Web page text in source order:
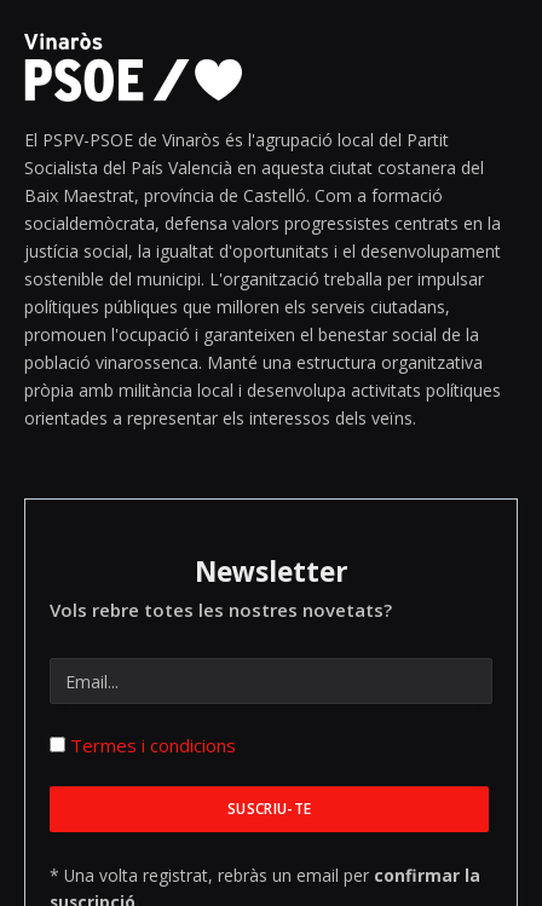
El PSPV-PSOE de Vinaròs és l'agrupació local del Partit
Socialista del País Valencià en aquesta ciutat costanera del
Baix Maestrat, província de Castelló. Com a formació
socialdemòcrata, defensa valors progressistes centrats en la
justícia social, la igualtat d'oportunitats i el desenvolupament
sostenible del municipi. L'organització treballa per impulsar
polítiques públiques que milloren els serveis ciutadans,
promouen l'ocupació i garanteixen el benestar social de la
població vinarossenca. Manté una estructura organitzativa
pròpia amb militància local i desenvolupa activitats polítiques
orientades a representar els interessos dels veïns.
Newsletter
Vols rebre totes les nostres novetats?
Termes i condicions
* Una volta registrat, rebràs un email per confirmar la
suscripció.